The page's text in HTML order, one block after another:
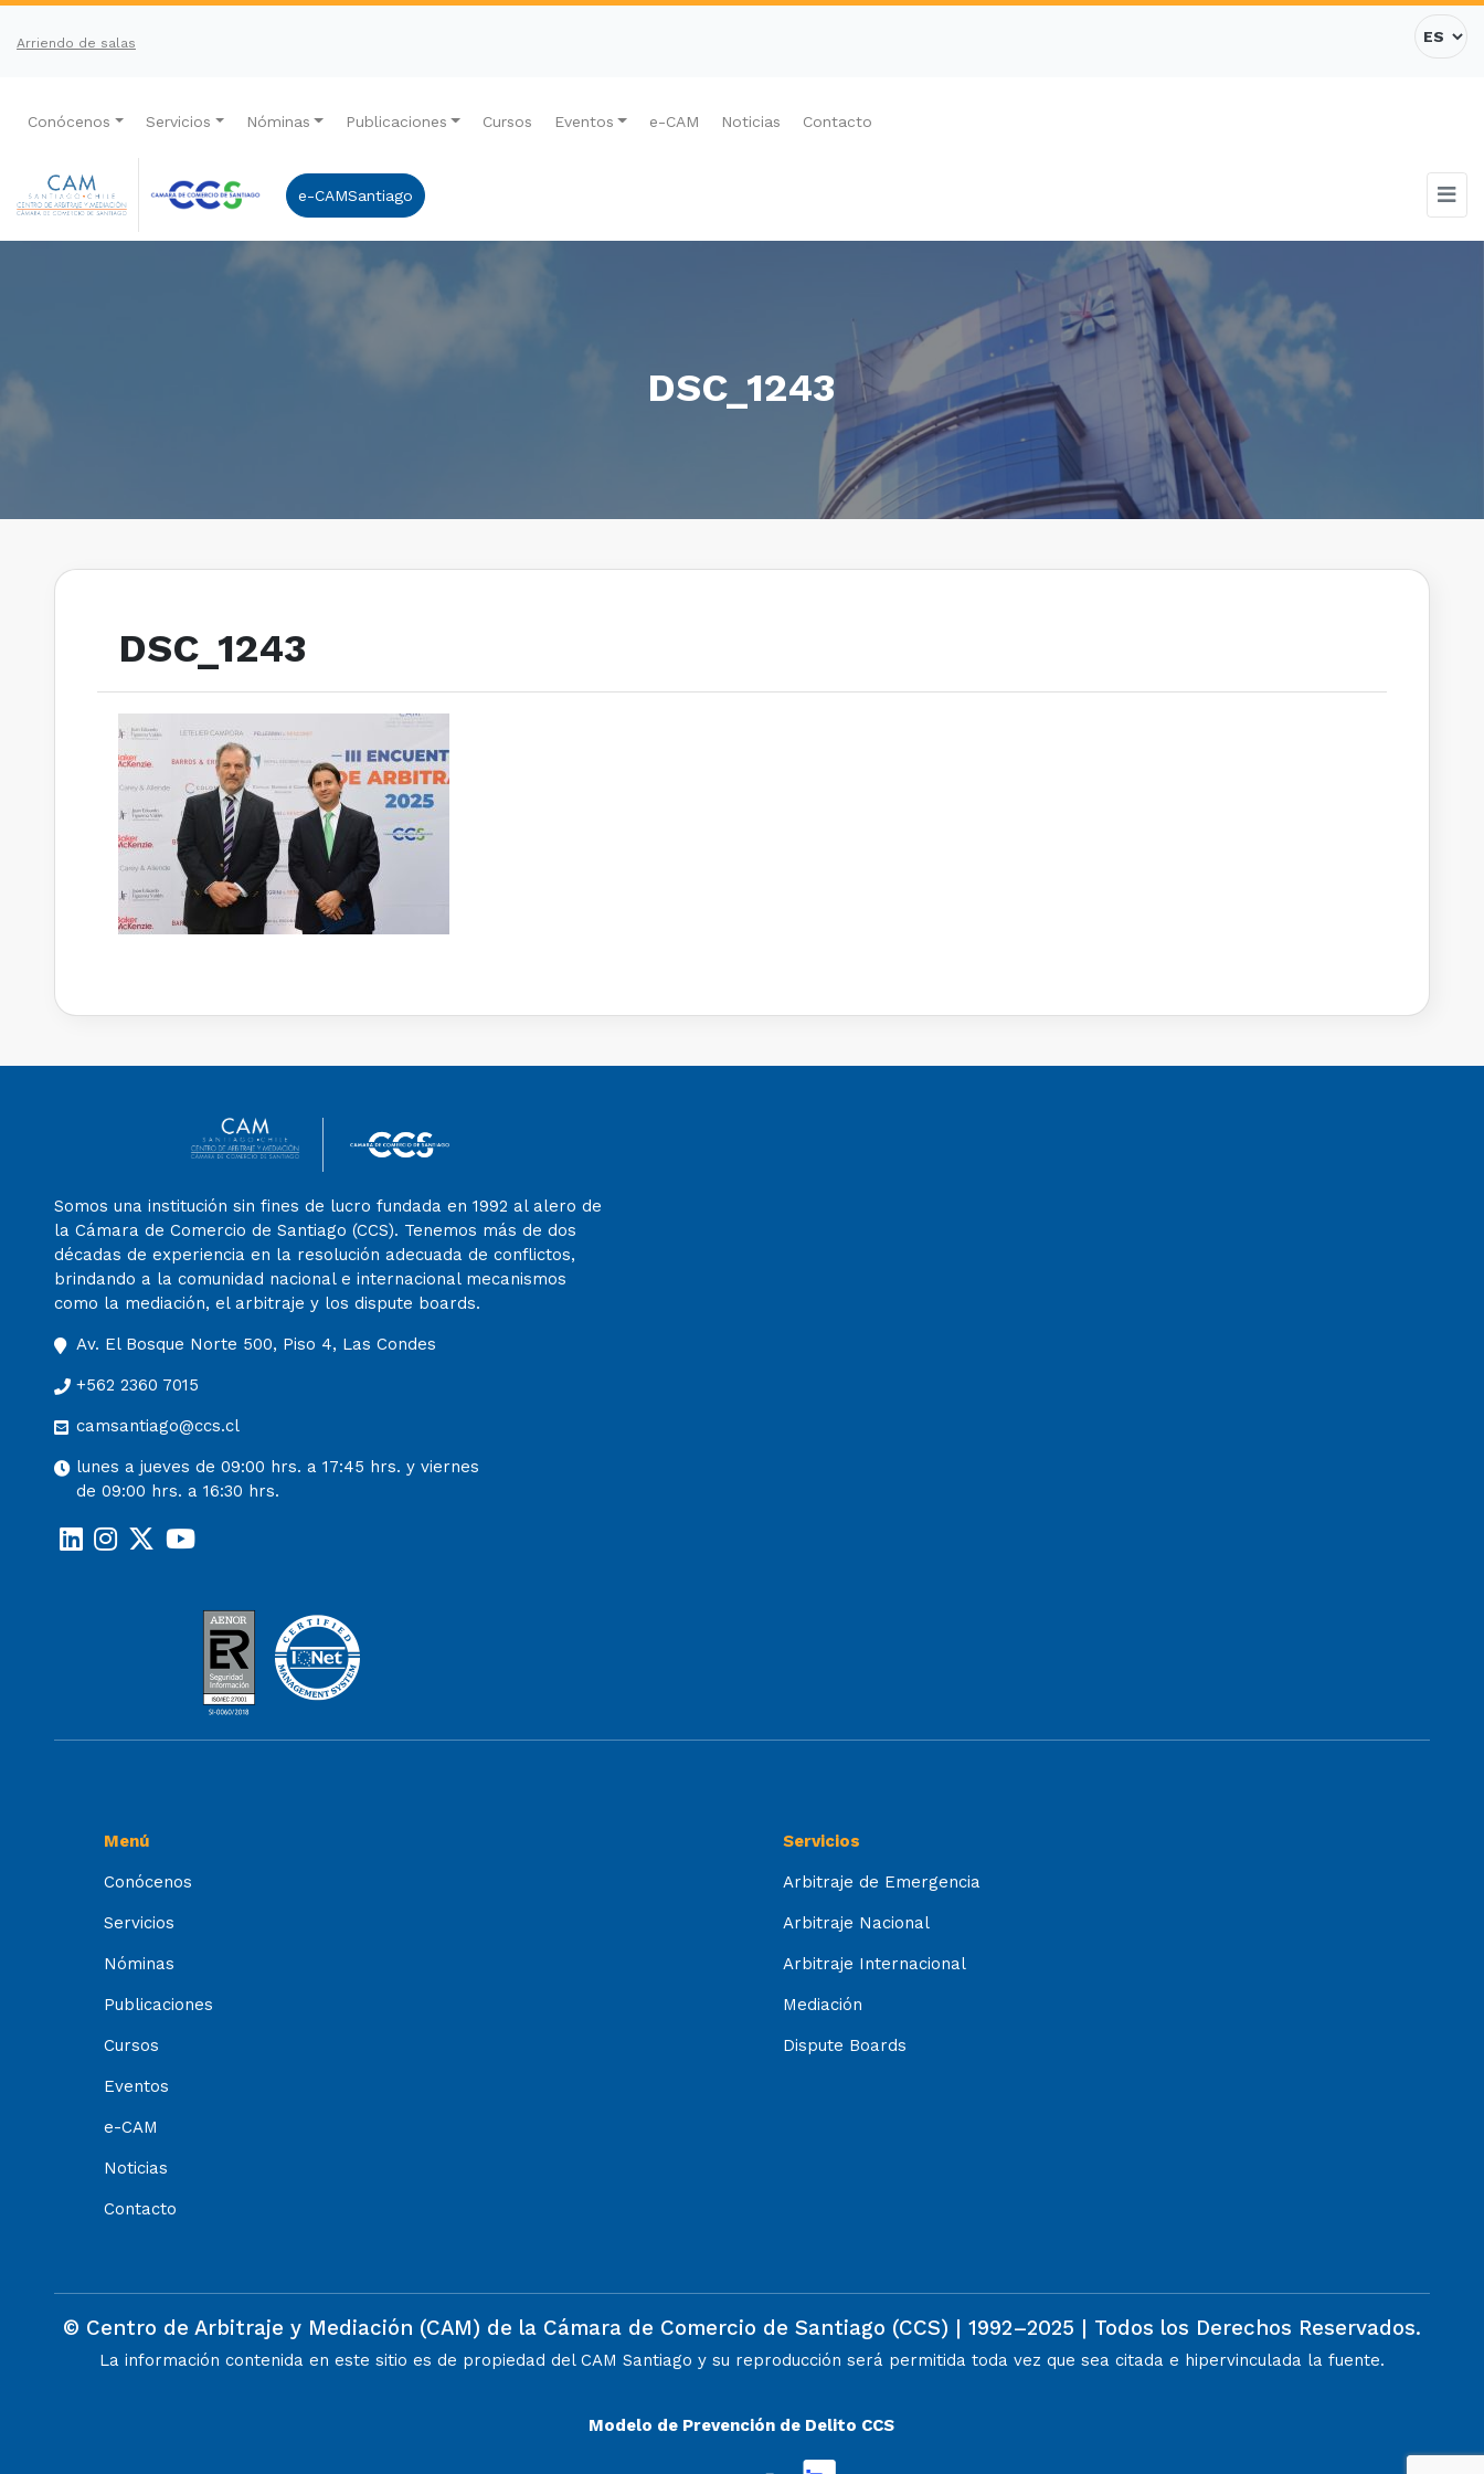
Arriendo de salas
Conócenos Servicios Nóminas Publicaciones Cursos Eventos e-CAM Noticias Contacto
e-CAMSantiago
DSC_1243
DSC_1243
Somos una institución sin fines de lucro fundada en 1992 al alero de
la Cámara de Comercio de Santiago (CCS). Tenemos más de dos
décadas de experiencia en la resolución adecuada de conflictos,
brindando a la comunidad nacional e internacional mecanismos
como la mediación, el arbitraje y los dispute boards.
Av. El Bosque Norte 500, Piso 4, Las Condes
+562 2360 7015
camsantiago@ccs.cl
lunes a jueves de 09:00 hrs. a 17:45 hrs. y viernes
de 09:00 hrs. a 16:30 hrs.
Menú
Conócenos
Servicios
Nóminas
Publicaciones
Cursos
Eventos
e-CAM
Noticias
Contacto
Servicios
Arbitraje de Emergencia
Arbitraje Nacional
Arbitraje Internacional
Mediación
Dispute Boards
© Centro de Arbitraje y Mediación (CAM) de la Cámara de Comercio de Santiago (CCS) | 1992–2025 | Todos los Derechos Reservados.
La información contenida en este sitio es de propiedad del CAM Santiago y su reproducción será permitida toda vez que sea citada e hipervinculada la fuente.
Modelo de Prevención de Delito CCS